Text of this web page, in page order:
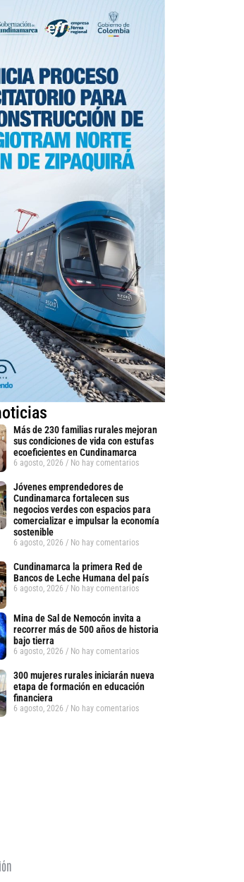
Más de 230 familias rurales mejoran
sus condiciones de vida con estufas
ecoeficientes en Cundinamarca
6 agosto, 2026 No hay comentarios
Jóvenes emprendedores de
Cundinamarca fortalecen sus
negocios verdes con espacios para
comercializar e impulsar la economía
sostenible
6 agosto, 2026 No hay comentarios
Cundinamarca la primera Red de
Bancos de Leche Humana del país
6 agosto, 2026 No hay comentarios
Mina de Sal de Nemocón invita a
recorrer más de 500 años de historia
bajo tierra
6 agosto, 2026 No hay comentarios
300 mujeres rurales iniciarán nueva
etapa de formación en educación
financiera
6 agosto, 2026 No hay comentarios